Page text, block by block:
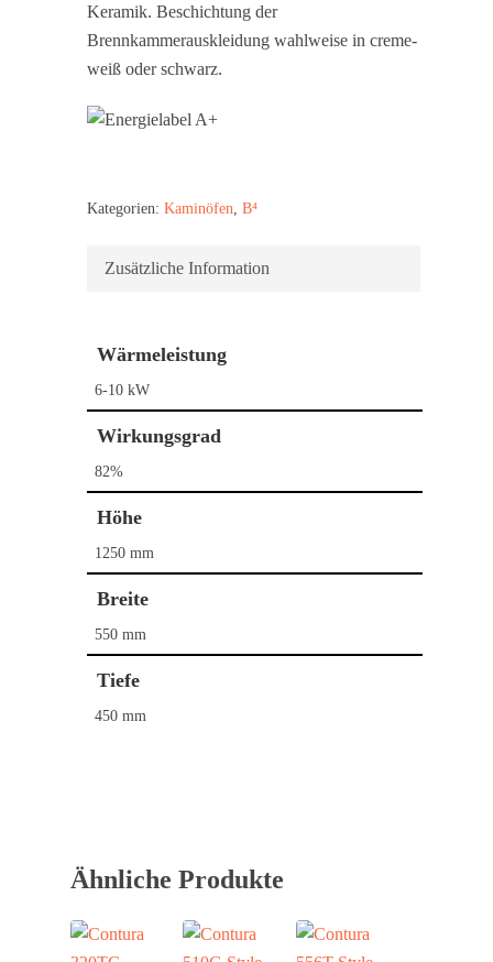
Keramik. Beschichtung der
Brennkammerauskleidung wahlweise in creme-
weiß oder schwarz.
Kategorien: Kaminöfen B⁴
Zusätzliche Information
Wärmeleistung
6-10 kW
Wirkungsgrad
82%
Höhe
1250 mm
Breite
550 mm
Tiefe
450 mm
Ähnliche Produkte
Hase
Kontakt